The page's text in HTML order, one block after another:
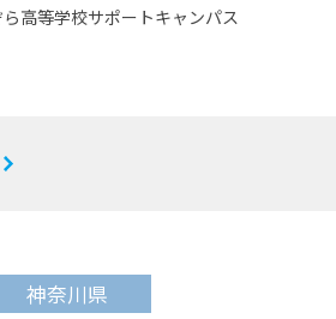
高等学校サポートキャンパス
神奈川県